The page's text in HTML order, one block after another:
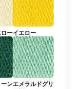
ーイエロー
ンエメラルドグリ